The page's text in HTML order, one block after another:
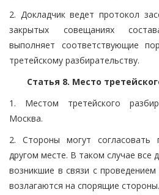
2. Докладчик ведет протокол
закрытых совещаниях
выполняет соответствующие
третейскому разбирательству.
Статья 8. Место
1. Местом третейского
Москва.
2. Стороны могут согласовать
другом месте. В таком случае все
возникшие в связи с
возлагаются на спорящие стороны.